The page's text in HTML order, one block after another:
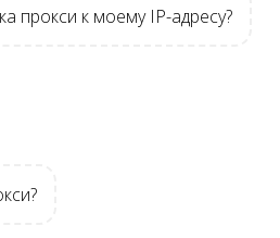
прокси к моему IP-адресу?